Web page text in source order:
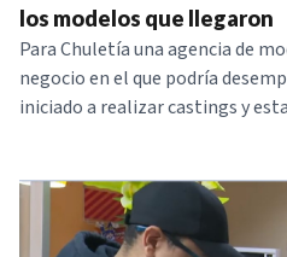
los modelos que llegaron
Para Chuletía una agencia de
negocio en el que podría
iniciado a realizar castings y